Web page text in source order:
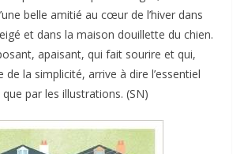
belle amitié au cœur de l’hiver dans
et dans la maison douillette du chien.
apaisant, qui fait sourire et qui,
de la simplicité, arrive à dire l’essentiel
par les illustrations. (SN)